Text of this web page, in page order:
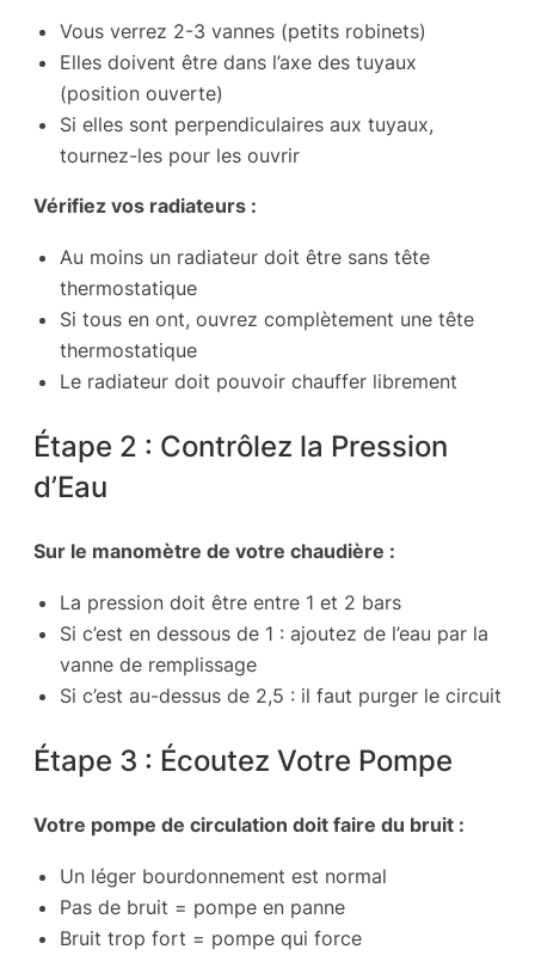
Vous verrez 2-3 vannes (petits robinets)
Elles doivent être dans l’axe des tuyaux
(position ouverte)
Si elles sont perpendiculaires aux tuyaux,
tournez-les pour les ouvrir
Vérifiez vos radiateurs :
Au moins un radiateur doit être sans tête
thermostatique
Si tous en ont, ouvrez complètement une tête
thermostatique
Le radiateur doit pouvoir chauffer librement
Étape 2 : Contrôlez la Pression
d’Eau
Sur le manomètre de votre chaudière :
La pression doit être entre 1 et 2 bars
Si c’est en dessous de 1 : ajoutez de l’eau par la
vanne de remplissage
Si c’est au-dessus de 2,5 : il faut purger le circuit
Étape 3 : Écoutez Votre Pompe
Votre pompe de circulation doit faire du bruit :
Un léger bourdonnement est normal
Pas de bruit = pompe en panne
Bruit trop fort = pompe qui force